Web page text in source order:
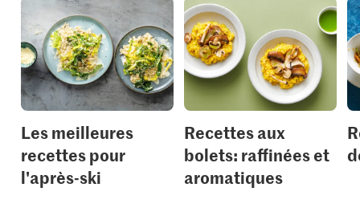
Les meilleures
recettes pour
l'après-ski
Recettes aux
bolets: raffinées et
aromatiques